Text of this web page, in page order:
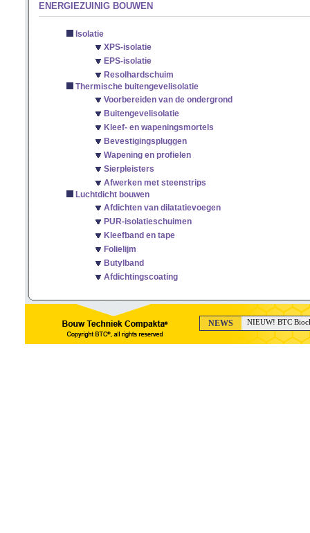
ENERGIEZUINIG BOUWEN
Isolatie
XPS-isolatie
EPS-isolatie
Resolhardschuim
Thermische buitengevelisolatie
Voorbereiden van de ondergrond
Buitengevelisolatie
Kleef- en wapeningsmortels
Bevestigingspluggen
Wapening en profielen
Sierpleisters
Afwerken met steenstrips
Luchtdicht bouwen
Afdichten van dilatatievoegen
PUR-isolatieschuimen
Kleefband en tape
Folielijm
Butylband
Afdichtingscoating
NEWS NIEUW! BTC